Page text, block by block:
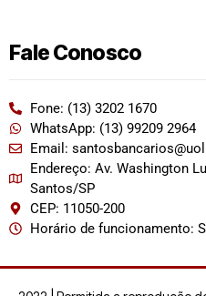
Fale Conosco
Fone: (13) 3202 1670
WhatsApp: (13) 99209 2964
Email:
Endereço: Av. Washington
Santos/SP
CEP: 11050-200
Horário de funcionamento: